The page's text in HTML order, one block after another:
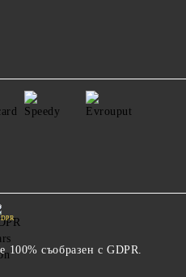
съобразен с GDPR.